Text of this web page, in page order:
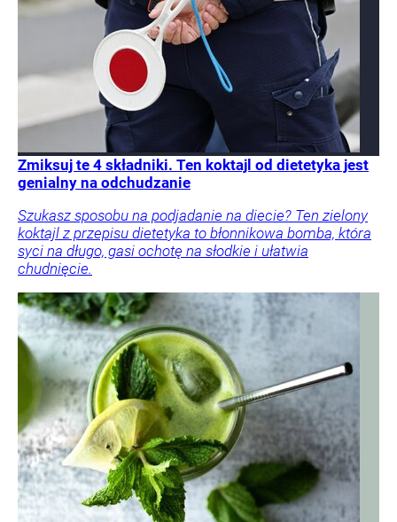
Zmiksuj te 4 składniki. Ten koktajl od dietetyka jest
genialny na odchudzanie
Szukasz sposobu na podjadanie na diecie? Ten zielony
koktajl z przepisu dietetyka to błonnikowa bomba, która
syci na długo, gasi ochotę na słodkie i ułatwia
chudnięcie.